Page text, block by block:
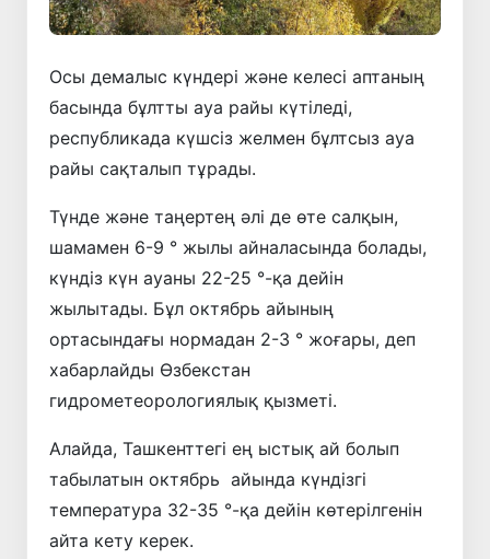
Осы демалыс күндері және келесі аптаның
басында бұлтты ауа райы күтіледі,
республикада күшсіз желмен бұлтсыз ауа
райы сақталып тұрады.
Түнде және таңертең әлі де өте салқын,
шамамен 6-9 ° жылы айналасында болады,
күндіз күн ауаны 22-25 °-қа дейін
жылытады. Бұл октябрь айының
ортасындағы нормадан 2-3 ° жоғары, деп
хабарлайды Өзбекстан
гидрометеорологиялық қызметі.
Алайда, Ташкенттегі ең ыстық ай болып
табылатын октябрь айында күндізгі
температура 32-35 °-қа дейін көтерілгенін
айта кету керек.